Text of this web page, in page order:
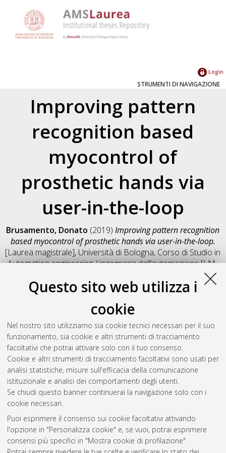
Questo sito web utilizza i
cookie
Nel nostro sito utilizziamo sia cookie tecnici necessari per il suo
funzionamento, sia cookie e altri strumenti di tracciamento
facoltativi che potrai attivare solo con il tuo consenso.
Cookie e altri strumenti di tracciamento facoltativi sono usati per
analisi statistiche, misure sull'efficacia della comunicazione
istituzionale e analisi dei comportamenti degli utenti.
Se chiudi questo banner continuerai la navigazione solo con i
cookie necessari.
Puoi esprimere il consenso sui cookie facoltativi attivando
l'opzione in "Personalizza cookie" e, se vuoi, potrai esprimere
consensi più specifici in "Mostra cookie di profilazione".
Login
STRUMENTI DI NAVIGAZIONE
Improving pattern
recognition based
myocontrol of
prosthetic hands via
user-in-the-loop
Brusamento, Donato (2019)Improving pattern recognition
based myocontrol of prosthetic hands via user-in-the-loop.
[Laurea magistrale], Università di Bologna, Corso di Studio in
Automation engineering / ingegneria dell’automazione [LM-
Salva citazione
Condividi
Il full-text non è disponibile per scelta dell'autore. (
Abstract
Altri metadati
Gestione del documento:
Atom
Rss 1.0